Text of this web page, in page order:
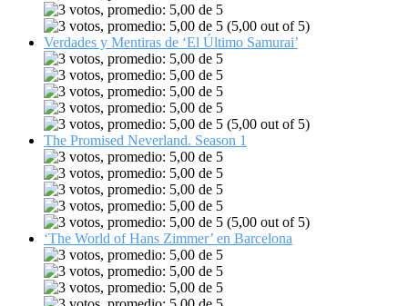
(5,00 out of 5)
Verdades y Mentiras de ‘El Último Samurai’
(5,00 out of 5)
The Promised Neverland. Season 1
(5,00 out of 5)
‘The World of Hans Zimmer’ en Barcelona